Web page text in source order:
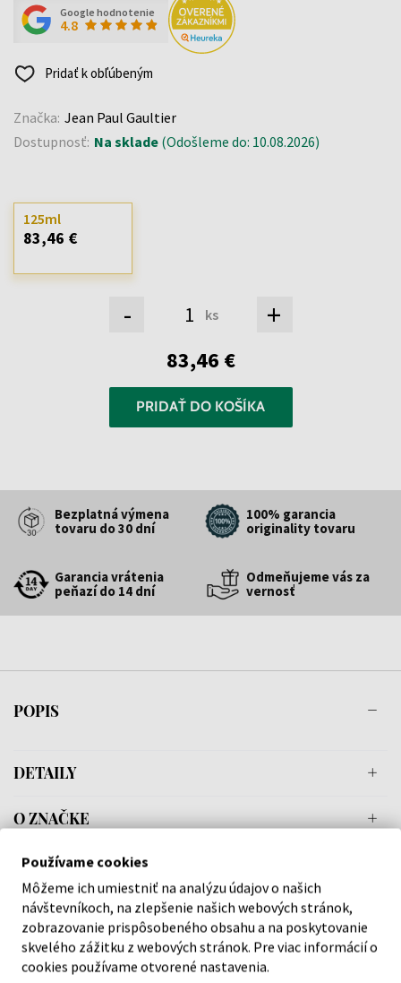
Google hodnotenie
4.8
Pridať k obľúbeným
Značka: Jean Paul Gaultier
Dostupnosť: Na sklade (Odošleme do: 10.08.2026)
- ks +
125ml
83,46 €
83,46 €
PRIDAŤ DO KOŠÍKA
Bezplatná výmena
tovaru do 30 dní
100% garancia
originality tovaru
Garancia vrátenia
peňazí do 14 dní
Odmeňujeme vás za
vernosť
POPIS
DETAILY
O ZNAČKE
Náš výber na mieru presne pre
vás
Používame cookies
Môžeme ich umiestniť na analýzu údajov o našich
návštevníkoch, na zlepšenie našich webových stránok,
zobrazovanie prispôsobeného obsahu a na poskytovanie
skvelého zážitku z webových stránok. Pre viac informácií o
cookies používame otvorené nastavenia.